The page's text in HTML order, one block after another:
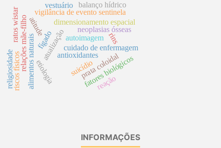
cuidado de enfermagem
prata coloidal
etiologia
atualizaçãoantioxidantes
alimentos naturais
relações mãe-filho dimensionamento espacial
riscos físicos
autoimagem
neoplasias ósseas
fatores biológicos
rins
vigilância de evento sentinela
suicídio
vestuário
fígado
reação
ratos wistar
balanço hídrico
atitude
religiosidade
INFORMAÇÕES